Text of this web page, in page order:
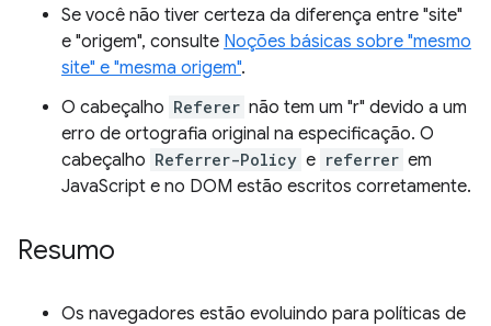
Se você não tiver certeza da diferença entre "site"
e "origem", consulte Noções básicas sobre "mesmo
site" e "mesma origem".
O cabeçalho Referer não tem um "r" devido a um
erro de ortografia original na especificação. O
cabeçalho Referrer-Policy e referrer em
JavaScript e no DOM estão escritos corretamente.
Resumo
Os navegadores estão evoluindo para políticas de